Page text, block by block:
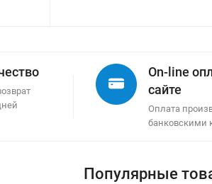
On-line
сайте
Оплата
банковскими
Популярные